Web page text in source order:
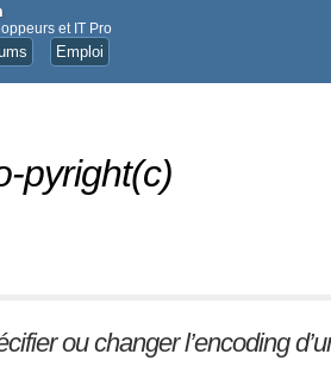
et IT Pro
Emploi
pyright(c)
ou changer l’encoding